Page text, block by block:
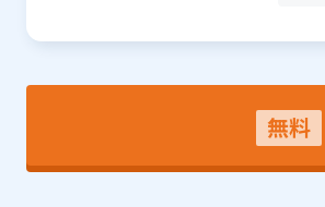
無料